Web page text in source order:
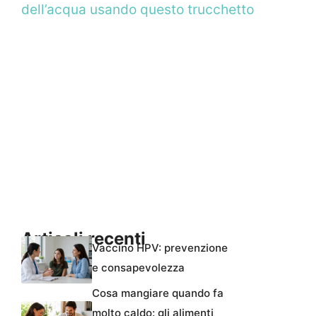
dell’acqua usando questo trucchetto
Articoli recentiVaccino HPV: prevenzione
e consapevolezza
Cosa mangiare quando fa
molto caldo: gli alimenti